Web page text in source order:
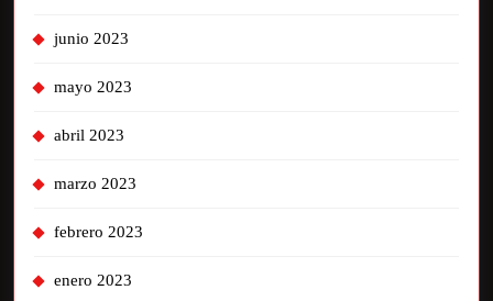
junio 2023
mayo 2023
abril 2023
marzo 2023
febrero 2023
enero 2023